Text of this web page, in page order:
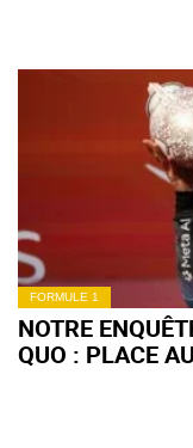
FORMULE 1
NOTRE
QUO : PLACE